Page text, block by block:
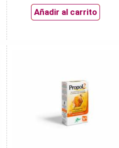
Añadir al carrito